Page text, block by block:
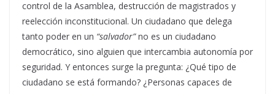
control de la Asamblea, destrucción de magistrados y
reelección inconstitucional. Un ciudadano que delega
tanto poder en un “salvador”no es un ciudadano
democrático, sino alguien que intercambia autonomía por
seguridad. Y entonces surge la pregunta: ¿Qué tipo de
ciudadano se está formando? ¿Personas capaces de